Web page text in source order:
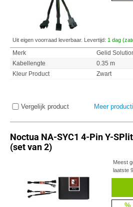
Uit eigen voorraad leverbaar. Levertijd: 1 dag
Merk
Gelid
Kabellengte
0.35 m
Kleur Product
Zwart
Vergelijk product Meer
Noctua NA-SYC1 4-Pin Y-
(set van 2)
Meest
laatste
%